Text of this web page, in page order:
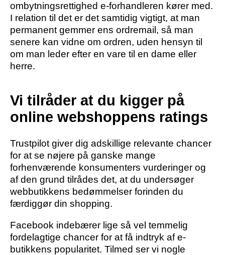
ombytningsrettighed e-forhandleren kører med.
I relation til det er det samtidig vigtigt, at man
permanent gemmer ens ordremail, så man
senere kan vidne om ordren, uden hensyn til
om man leder efter en vare til en dame eller
herre.
Vi tilråder at du kigger på
online webshoppens ratings
Trustpilot giver dig adskillige relevante chancer
for at se nøjere på ganske mange
forhenværende konsumenters vurderinger og
af den grund tilrådes det, at du undersøger
webbutikkens bedømmelser forinden du
færdiggør din shopping.
Facebook indebærer lige så vel temmelig
fordelagtige chancer for at få indtryk af e-
butikkens popularitet. Tilmed ser vi nogle